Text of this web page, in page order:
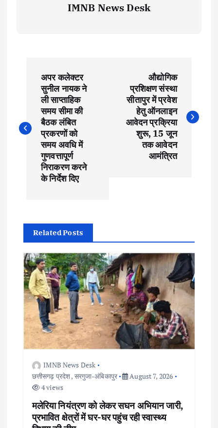
IMNB News Desk
s
t
g
a
o
अपर कलेक्टर
सुनील नायक ने
ली साप्ताहिक
समय सीमा की
बैठक लंबित
प्रकरणों को
समय अवधि में
गुणवत्तापूर्ण
निराकरण करने
के निर्देश दिए
औद्योगिक
प्रशिक्षण संस्था
सीतापुर में प्रवेश
हेतु ऑनलाइन
आवेदन प्रक्रिया
शुरू, 15 जून
तक आवेदन
आमंत्रित
Related Posts
IMNB News Desk
छत्तीसगढ़ प्रदेश, सरगुजा-अंबिकापुर
August 7, 2026
4 views
मलेरिया नियंत्रण को लेकर सघन अभियान जारी,
प्रभावित क्षेत्रों में घर-घर पहुंच रही स्वास्थ्य